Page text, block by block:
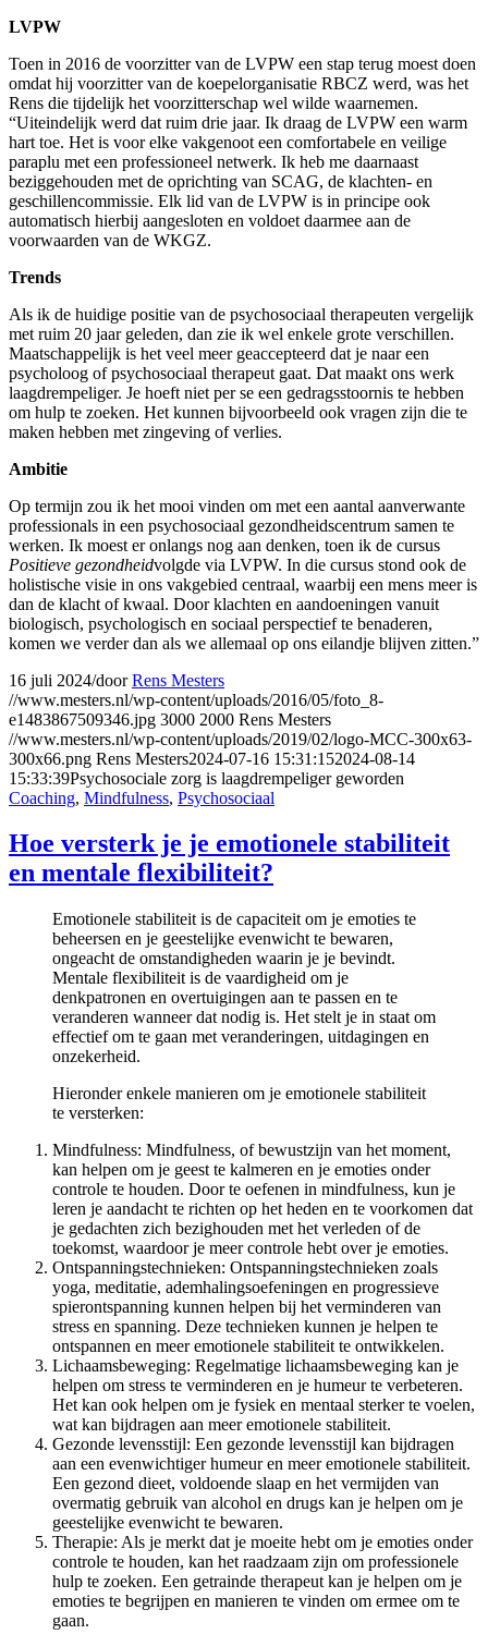
LVPW
Toen in 2016 de voorzitter van de LVPW een stap terug moest doen
omdat hij voorzitter van de koepelorganisatie RBCZ werd, was het
Rens die tijdelijk het voorzitterschap wel wilde waarnemen.
“Uiteindelijk werd dat ruim drie jaar. Ik draag de LVPW een warm
hart toe. Het is voor elke vakgenoot een comfortabele en veilige
paraplu met een professioneel netwerk. Ik heb me daarnaast
beziggehouden met de oprichting van SCAG, de klachten- en
geschillencommissie. Elk lid van de LVPW is in principe ook
automatisch hierbij aangesloten en voldoet daarmee aan de
voorwaarden van de WKGZ.
Trends
Als ik de huidige positie van de psychosociaal therapeuten vergelijk
met ruim 20 jaar geleden, dan zie ik wel enkele grote verschillen.
Maatschappelijk is het veel meer geaccepteerd dat je naar een
psycholoog of psychosociaal therapeut gaat. Dat maakt ons werk
laagdrempeliger. Je hoeft niet per se een gedragsstoornis te hebben
om hulp te zoeken. Het kunnen bijvoorbeeld ook vragen zijn die te
maken hebben met zingeving of verlies.
Ambitie
Op termijn zou ik het mooi vinden om met een aantal aanverwante
professionals in een psychosociaal gezondheidscentrum samen te
werken. Ik moest er onlangs nog aan denken, toen ik de cursus
Positieve gezondheidvolgde via LVPW. In die cursus stond ook de
holistische visie in ons vakgebied centraal, waarbij een mens meer is
dan de klacht of kwaal. Door klachten en aandoeningen vanuit
biologisch, psychologisch en sociaal perspectief te benaderen,
komen we verder dan als we allemaal op ons eilandje blijven zitten.”
16 juli 2024/doorRens Mesters
//www.mesters.nl/wp-content/uploads/2016/05/foto_8-
e1483867509346.jpg 3000 2000 Rens Mesters
//www.mesters.nl/wp-content/uploads/2019/02/logo-MCC-300x63-
300x66.png Rens Mesters2024-07-16 15:31:152024-08-14
15:33:39Psychosociale zorg is laagdrempeliger geworden
Coaching, Mindfulness, Psychosociaal
Hoe versterk je je emotionele stabiliteit
en mentale flexibiliteit?
Emotionele stabiliteit is de capaciteit om je emoties te
beheersen en je geestelijke evenwicht te bewaren,
ongeacht de omstandigheden waarin je je bevindt.
Mentale flexibiliteit is de vaardigheid om je
denkpatronen en overtuigingen aan te passen en te
veranderen wanneer dat nodig is. Het stelt je in staat om
effectief om te gaan met veranderingen, uitdagingen en
onzekerheid.
Hieronder enkele manieren om je emotionele stabiliteit
te versterken:
Mindfulness: Mindfulness, of bewustzijn van het moment,
kan helpen om je geest te kalmeren en je emoties onder
controle te houden. Door te oefenen in mindfulness, kun je
leren je aandacht te richten op het heden en te voorkomen dat
je gedachten zich bezighouden met het verleden of de
toekomst, waardoor je meer controle hebt over je emoties.
Ontspanningstechnieken: Ontspanningstechnieken zoals
yoga, meditatie, ademhalingsoefeningen en progressieve
spierontspanning kunnen helpen bij het verminderen van
stress en spanning. Deze technieken kunnen je helpen te
ontspannen en meer emotionele stabiliteit te ontwikkelen.
Lichaamsbeweging: Regelmatige lichaamsbeweging kan je
helpen om stress te verminderen en je humeur te verbeteren.
Het kan ook helpen om je fysiek en mentaal sterker te voelen,
wat kan bijdragen aan meer emotionele stabiliteit.
Gezonde levensstijl: Een gezonde levensstijl kan bijdragen
aan een evenwichtiger humeur en meer emotionele stabiliteit.
Een gezond dieet, voldoende slaap en het vermijden van
overmatig gebruik van alcohol en drugs kan je helpen om je
geestelijke evenwicht te bewaren.
Therapie: Als je merkt dat je moeite hebt om je emoties onder
controle te houden, kan het raadzaam zijn om professionele
hulp te zoeken. Een getrainde therapeut kan je helpen om je
emoties te begrijpen en manieren te vinden om ermee om te
gaan.